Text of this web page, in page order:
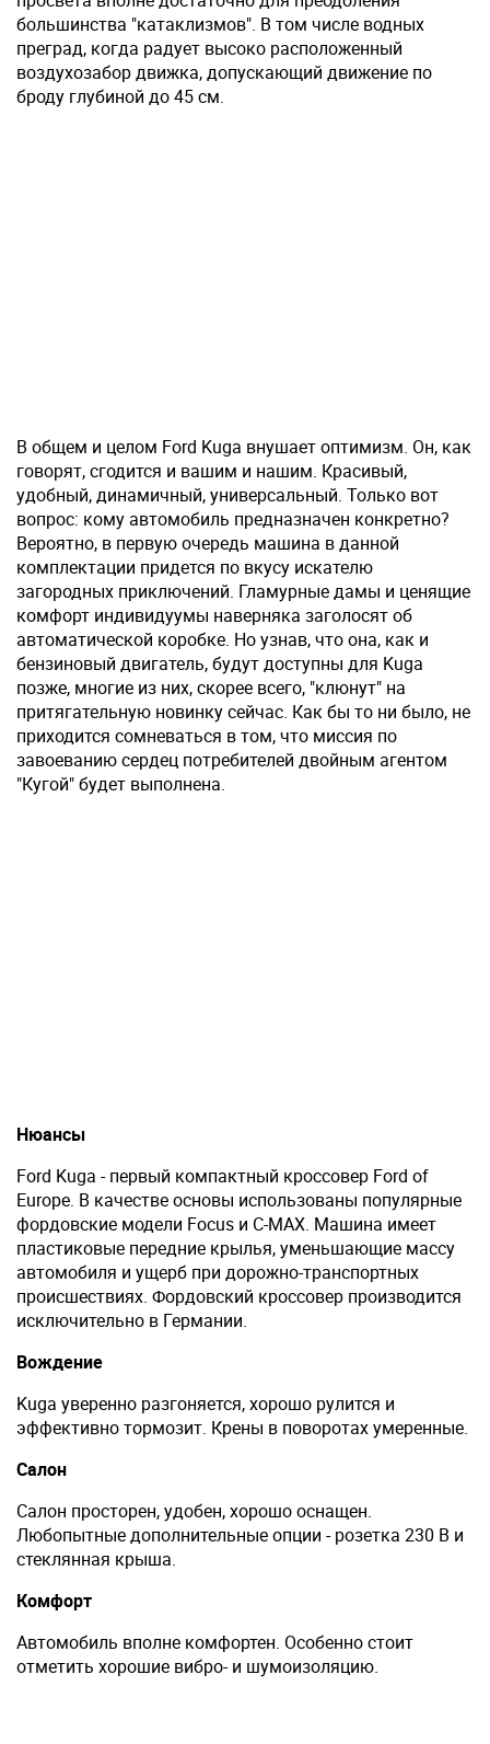
большинства "катаклизмов". В том числе водных
преград, когда радует высоко расположенный
воздухозабор движка, допускающий движение по
броду глубиной до 45 см.
В общем и целом Ford Kuga внушает оптимизм. Он, как
говорят, сгодится и вашим и нашим. Красивый,
удобный, динамичный, универсальный. Только вот
вопрос: кому автомобиль предназначен конкретно?
Вероятно, в первую очередь машина в данной
комплектации придется по вкусу искателю
загородных приключений. Гламурные дамы и ценящие
комфорт индивидуумы наверняка заголосят об
автоматической коробке. Но узнав, что она, как и
бензиновый двигатель, будут доступны для Kuga
позже, многие из них, скорее всего, "клюнут" на
притягательную новинку сейчас. Как бы то ни было, не
приходится сомневаться в том, что миссия по
завоеванию сердец потребителей двойным агентом
"Кугой" будет выполнена.
Нюансы
Ford Kuga - первый компактный кроссовер Ford of
Europe. В качестве основы использованы популярные
фордовские модели Focus и C-MAX. Машина имеет
пластиковые передние крылья, уменьшающие массу
автомобиля и ущерб при дорожно-транспортных
происшествиях. Фордовский кроссовер производится
исключительно в Германии.
Вождение
Kuga уверенно разгоняется, хорошо рулится и
эффективно тормозит. Крены в поворотах умеренные.
Салон
Салон просторен, удобен, хорошо оснащен.
Любопытные дополнительные опции - розетка 230 B и
стеклянная крыша.
Комфорт
Автомобиль вполне комфортен. Особенно стоит
отметить хорошие вибро- и шумоизоляцию.